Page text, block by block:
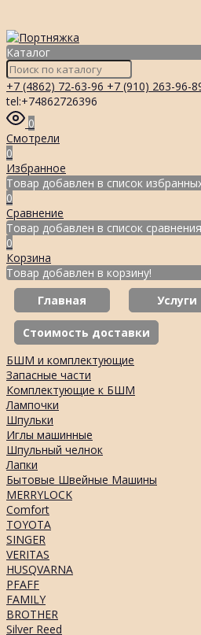
Каталог
+7 (4862) 72-63-96 +7 (910) 263-96-
tel:+74862726396
0
Смотрели
0
Избранное
Товар добавлен в список
0
Сравнение
Товар добавлен в список сравнения
0
Корзина
Товар добавлен в корзину!
Главная
Услуги
Стоимость доставки
БШМ и комплектующие
Запасные части
Комплектующие к БШМ
Лампочки
Шпульки
Иглы машинные
Шпульный челнок
Лапки
Бытовые Швейные Машины
MERRYLOCK
Comfort
TOYOTA
SINGER
VERITAS
HUSQVARNA
PFAFF
FAMILY
BROTHER
Silver Reed